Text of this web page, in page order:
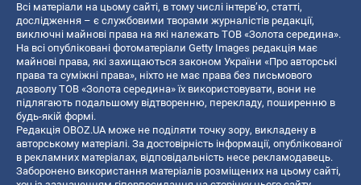
Всі матеріали на цьому сайті, в тому числі інтерв’ю, статті,
дослідження – є службовими творами журналістів редакції,
виключні майнові права на які належать ТОВ «Золота середина».
На всі опубліковані фотоматеріали Getty Images редакція має
майнові права, які захищаються законом України «Про авторські
права та суміжні права», ніхто не має права без письмового
дозволу ТОВ «Золота середина» їх використовувати, вони не
підлягають подальшому відтворенню, перекладу, поширенню в
будь-якій формі.
Редакція OBOZ.UA може не поділяти точку зору, викладену в
авторському матеріалі. За достовірність інформації, опублікованої
в рекламних матеріалах, відповідальність несе рекламодавець.
Заборонено використання матеріалів розміщених на цьому сайті,